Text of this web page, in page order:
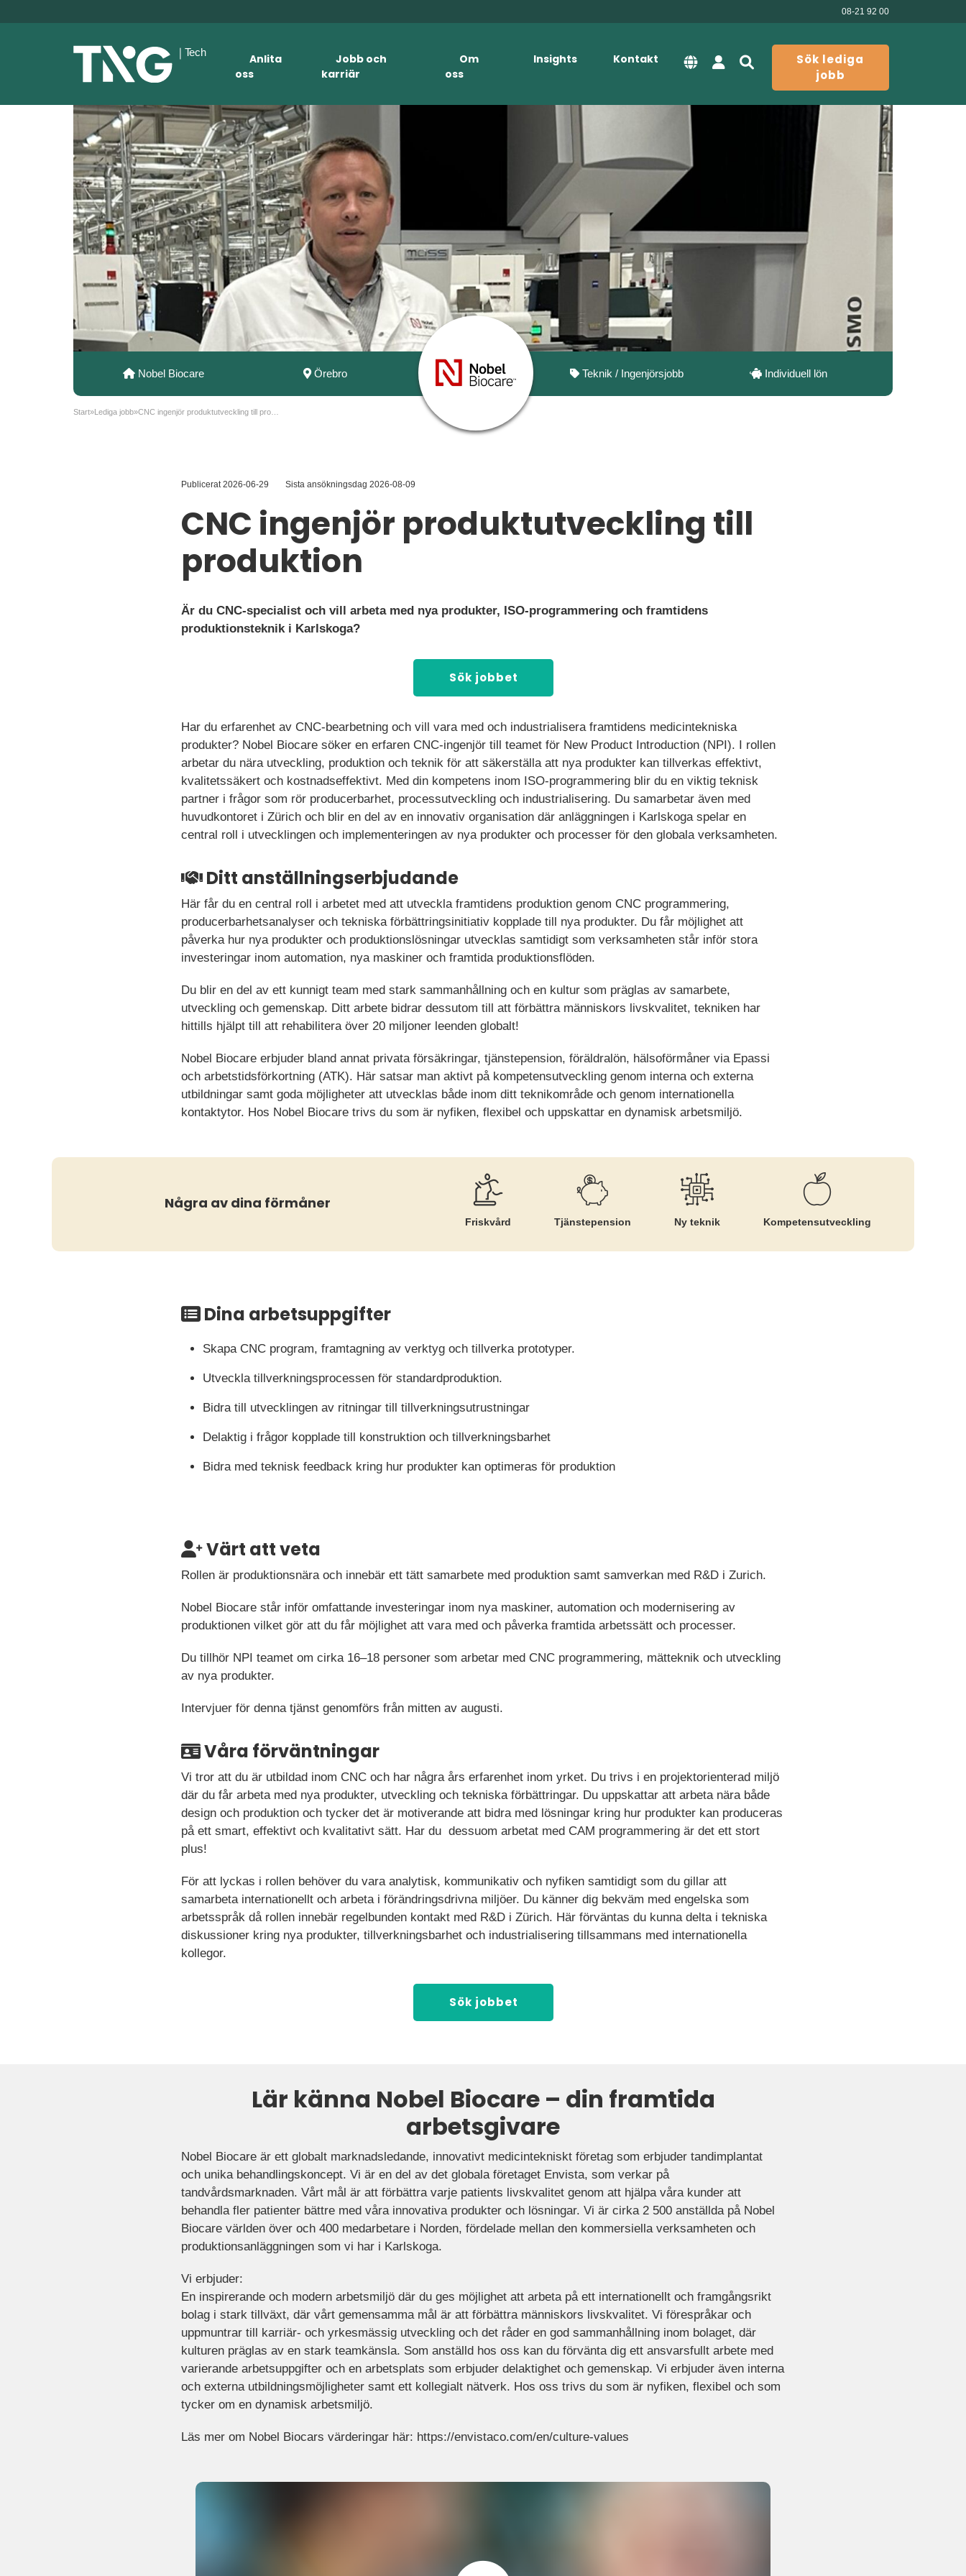
08-21 92 00
Anlita
oss
Jobb och
karriär
Om
oss
Insights Kontakt
Sök lediga
jobb
Nobel Biocare Örebro Teknik / Ingenjörsjobb Individuell lön
Start»Lediga jobb»
Publicerat 2026-06-29 Sista ansökningsdag 2026-08-09
CNC ingenjör produktutveckling till
produktion
Är du CNC-specialist och vill arbeta med nya produkter, ISO-programmering och framtidens
produktionsteknik i Karlskoga?
Sök jobbet
Har du erfarenhet av CNC-bearbetning och vill vara med och industrialisera framtidens medicintekniska
produkter? Nobel Biocare söker en erfaren CNC-ingenjör till teamet för New Product Introduction (NPI). I rollen
arbetar du nära utveckling, produktion och teknik för att säkerställa att nya produkter kan tillverkas effektivt,
kvalitetssäkert och kostnadseffektivt. Med din kompetens inom ISO-programmering blir du en viktig teknisk
partner i frågor som rör producerbarhet, processutveckling och industrialisering. Du samarbetar även med
huvudkontoret i Zürich och blir en del av en innovativ organisation där anläggningen i Karlskoga spelar en
central roll i utvecklingen och implementeringen av nya produkter och processer för den globala verksamheten.
Ditt anställningserbjudande
Här får du en central roll i arbetet med att utveckla framtidens produktion genom CNC programmering,
producerbarhetsanalyser och tekniska förbättringsinitiativ kopplade till nya produkter. Du får möjlighet att
påverka hur nya produkter och produktionslösningar utvecklas samtidigt som verksamheten står inför stora
investeringar inom automation, nya maskiner och framtida produktionsflöden.
Du blir en del av ett kunnigt team med stark sammanhållning och en kultur som präglas av samarbete,
utveckling och gemenskap. Ditt arbete bidrar dessutom till att förbättra människors livskvalitet, tekniken har
hittills hjälpt till att rehabilitera över 20 miljoner leenden globalt!
Nobel Biocare erbjuder bland annat privata försäkringar, tjänstepension, föräldralön, hälsoförmåner via Epassi
och arbetstidsförkortning (ATK). Här satsar man aktivt på kompetensutveckling genom interna och externa
utbildningar samt goda möjligheter att utvecklas både inom ditt teknikområde och genom internationella
kontaktytor. Hos Nobel Biocare trivs du som är nyfiken, flexibel och uppskattar en dynamisk arbetsmiljö.
Några av dina förmåner
Friskvård Tjänste­pension Ny teknik Kompetens­utveckling
Dina arbetsuppgifter
Skapa CNC program, framtagning av verktyg och tillverka prototyper.
Utveckla tillverkningsprocessen för standardproduktion.
Bidra till utvecklingen av ritningar till tillverkningsutrustningar
Delaktig i frågor kopplade till konstruktion och tillverkningsbarhet
Bidra med teknisk feedback kring hur produkter kan optimeras för produktion
Värt att veta
Rollen är produktionsnära och innebär ett tätt samarbete med produktion samt samverkan med R&D i Zurich.
Nobel Biocare står inför omfattande investeringar inom nya maskiner, automation och modernisering av
produktionen vilket gör att du får möjlighet att vara med och påverka framtida arbetssätt och processer.
Du tillhör NPI teamet om cirka 16–18 personer som arbetar med CNC programmering, mätteknik och utveckling
av nya produkter.
Intervjuer för denna tjänst genomförs från mitten av augusti.
Våra förväntningar
Vi tror att du är utbildad inom CNC och har några års erfarenhet inom yrket. Du trivs i en projektorienterad miljö
där du får arbeta med nya produkter, utveckling och tekniska förbättringar. Du uppskattar att arbeta nära både
design och produktion och tycker det är motiverande att bidra med lösningar kring hur produkter kan produceras
på ett smart, effektivt och kvalitativt sätt. Har du dessuom arbetat med CAM programmering är det ett stort
plus!
För att lyckas i rollen behöver du vara analytisk, kommunikativ och nyfiken samtidigt som du gillar att
samarbeta internationellt och arbeta i förändringsdrivna miljöer. Du känner dig bekväm med engelska som
arbetsspråk då rollen innebär regelbunden kontakt med R&D i Zürich. Här förväntas du kunna delta i tekniska
diskussioner kring nya produkter, tillverkningsbarhet och industrialisering tillsammans med internationella
kollegor.
Sök jobbet
Lär känna Nobel Biocare – din framtida
arbetsgivare
Nobel Biocare är ett globalt marknadsledande, innovativt medicintekniskt företag som erbjuder tandimplantat
och unika behandlingskoncept. Vi är en del av det globala företaget Envista, som verkar på
tandvårdsmarknaden. Vårt mål är att förbättra varje patients livskvalitet genom att hjälpa våra kunder att
behandla fler patienter bättre med våra innovativa produkter och lösningar. Vi är cirka 2 500 anställda på Nobel
Biocare världen över och 400 medarbetare i Norden, fördelade mellan den kommersiella verksamheten och
produktionsanläggningen som vi har i Karlskoga.
Vi erbjuder:
En inspirerande och modern arbetsmiljö där du ges möjlighet att arbeta på ett internationellt och framgångsrikt
bolag i stark tillväxt, där vårt gemensamma mål är att förbättra människors livskvalitet. Vi förespråkar och
uppmuntrar till karriär- och yrkesmässig utveckling och det råder en god sammanhållning inom bolaget, där
kulturen präglas av en stark teamkänsla. Som anställd hos oss kan du förvänta dig ett ansvarsfullt arbete med
varierande arbetsuppgifter och en arbetsplats som erbjuder delaktighet och gemenskap. Vi erbjuder även interna
och externa utbildningsmöjligheter samt ett kollegialt nätverk. Hos oss trivs du som är nyfiken, flexibel och som
tycker om en dynamisk arbetsmiljö.
Läs mer om Nobel Biocars värderingar här: https://envistaco.com/en/culture-values